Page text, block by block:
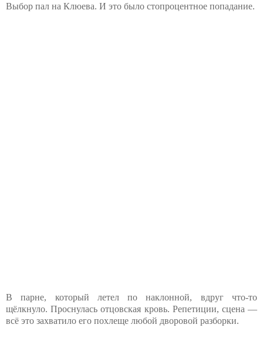
Выбор пал на Клюева. И это было стопроцентное попадание.
В парне, который летел по наклонной, вдруг что-то
щёлкнуло. Проснулась отцовская кровь. Репетиции, сцена —
всё это захватило его похлеще любой дворовой разборки.